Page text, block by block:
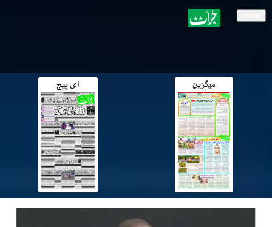
میگزین ای پیج